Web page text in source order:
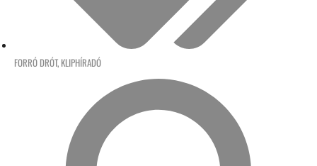
FORRÓ DRÓT, KLIPHÍRADÓ